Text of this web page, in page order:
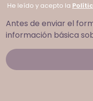
He leído y acepto la
Antes de enviar el
información básica